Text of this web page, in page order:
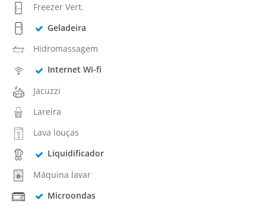
Freezer Vert.
Geladeira
Hidromassagem
Internet Wi-fi
Jacuzzi
Lareira
Lava louças
Liquidificador
Máquina lavar
Microondas